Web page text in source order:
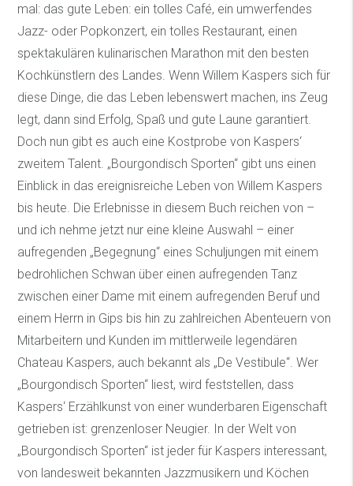
mal: das gute Leben: ein tolles Café, ein umwerfendes
Jazz- oder Popkonzert, ein tolles Restaurant, einen
spektakulären kulinarischen Marathon mit den besten
Kochkünstlern des Landes. Wenn Willem Kaspers sich für
diese Dinge, die das Leben lebenswert machen, ins Zeug
legt, dann sind Erfolg, Spaß und gute Laune garantiert.
Doch nun gibt es auch eine Kostprobe von Kaspers‘
zweitem Talent. „Bourgondisch Sporten“ gibt uns einen
Einblick in das ereignisreiche Leben von Willem Kaspers
bis heute. Die Erlebnisse in diesem Buch reichen von –
und ich nehme jetzt nur eine kleine Auswahl – einer
aufregenden „Begegnung“ eines Schuljungen mit einem
bedrohlichen Schwan über einen aufregenden Tanz
zwischen einer Dame mit einem aufregenden Beruf und
einem Herrn in Gips bis hin zu zahlreichen Abenteuern von
Mitarbeitern und Kunden im mittlerweile legendären
Chateau Kaspers, auch bekannt als „De Vestibule“. Wer
„Bourgondisch Sporten“ liest, wird feststellen, dass
Kaspers‘ Erzählkunst von einer wunderbaren Eigenschaft
getrieben ist: grenzenloser Neugier. In der Welt von
„Bourgondisch Sporten“ ist jeder für Kaspers interessant,
von landesweit bekannten Jazzmusikern und Köchen